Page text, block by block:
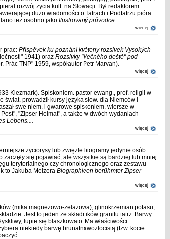
rozwój życia kult. na Słowacji. Był redaktorem
dużo wiadomości o Tatrach i Podtatrzu pióra
też osobno jako Ilustrovaný průvodce...
więcej
prac: Příspěvek ku poznání květeny rozsivek Vysokých
1941) oraz Rozsivky "Večného deště" pod
Prác TNP" 1959, współautor Petr Marvan).
więcej
Kiezmark). Spiskoniem. pastor ewang., prof. religii w
świat. prowadził kursy języka słow. dla Niemców i
swe niem. i gwarowe spiskoniem. wiersze w
"Zipser Heimat", a także w dwóch wydaniach
Lebens....
więcej
życiorysy lub zwięzłe biogramy jedynie osób
zaczęły się pojawiać, ale wszystkie są bardziej lub mniej
terytorialnego czy chronologicznego oraz zestawu
to Jakuba Melzera Biographieen berühmter Zipser
więcej
(mika magnezowo-żelazowa), glinokrzemian potasu,
Jest to jeden ze składników granitu tatrz. Barwy
łupie się blaszkowato. Ma właściwości
niekiedy barwę brunatnawozłocistą (tzw. kocie